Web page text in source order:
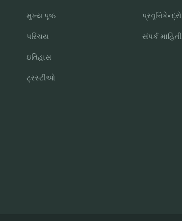
મુખ્ય પૃષ્ઠ
પરિચય
ઇતિહાસ
ટ્રસ્ટીઓ
પ્રવૃત્તિકેન્દ્રો
સંપર્ક માહિતી